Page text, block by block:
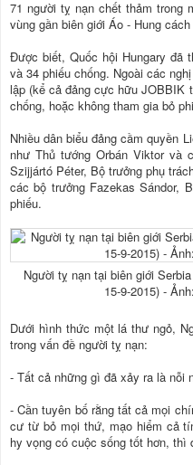
71 người tỵ nạn chết thảm trong
vùng gần biên giới Áo - Hung
Được biết, Quốc hội Hungary đã
và 34 phiếu chống. Ngoài các
lập (kể cả đảng cực hữu JOBBIK
chống, hoặc không tham gia bỏ
Nhiều dân biểu đảng cầm quyền
như Thủ tướng Orbán Viktor và
Szijjártó Péter, Bộ trưởng phụ
các bộ trưởng Fazekas Sándor,
phiếu.
Người tỵ nạn tại biên giới
15-9-2015) -
Dưới hình thức một lá thư ngỏ,
trong vấn đề người tỵ nạn:
- Tất cả những gì đã xảy ra là nỗi
- Cần tuyên bố rằng tất cả mọi
cư từ bỏ mọi thứ, mạo hiểm cả
hy vọng có cuộc sống tốt hơn, thì